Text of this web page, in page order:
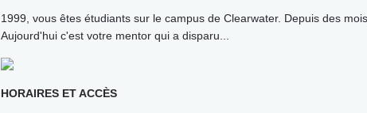
1999, vous êtes étudiants sur le campus de Clearwater. Depuis des
Aujourd'hui c'est votre mentor qui a disparu...
HORAIRES ET ACCÈS